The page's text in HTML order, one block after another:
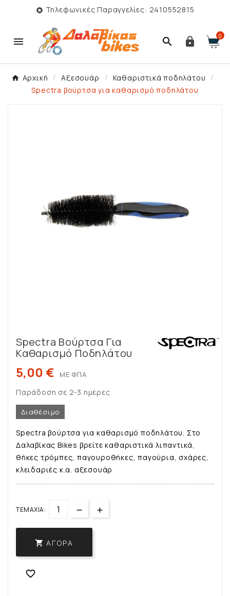
 Τηλεφωνικές Παραγγελίες: 2410552815
   0
Αρχική Αξεσουάρ
Καθαριστικά ποδηλάτου
Spectra βούρτσα για καθαρισμό ποδηλάτου
Spectra Βούρτσα Για
Καθαρισμό Ποδηλάτου
5,00 € ΜΕ ΦΠΑ
Παράδοση σε 2-3 ημέρες
Διαθέσιμο
Spectra βούρτσα για καθαρισμό ποδηλάτου. Στο
Δαλαβίκας Bikes βρείτε καθαριστικά λιπαντικά,
θήκες τρόμπες, παγουροθήκες, παγούρια, σχάρες,
κλειδαριές κ.α. αξεσουάρ
ΤΕΜΆΧΙΑ:
 ΑΓΟΡΆ
